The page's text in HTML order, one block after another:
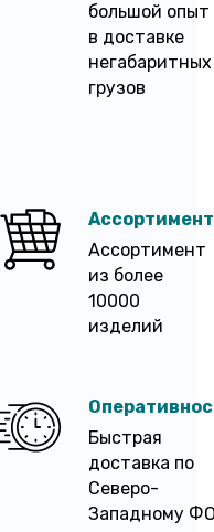
большой опыт
в доставке
негабаритных
грузов
Ассортимент
Ассортимент
из более
10000
изделий
Быстрая
доставка по
Северо-
Западному